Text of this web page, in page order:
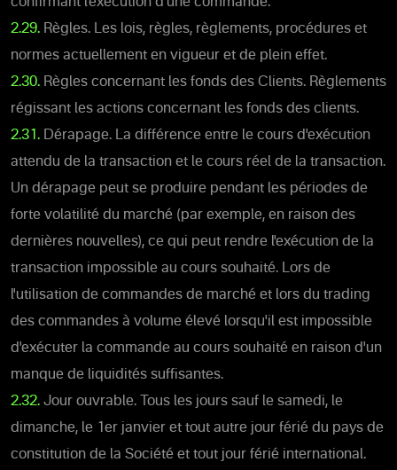
2.29. Règles. Les lois, règles, règlements, procédures et
normes actuellement en vigueur et de plein effet.
2.30. Règles concernant les fonds des Clients. Règlements
régissant les actions concernant les fonds des clients.
2.31. Dérapage. La différence entre le cours d'exécution
attendu de la transaction et le cours réel de la transaction.
Un dérapage peut se produire pendant les périodes de
forte volatilité du marché (par exemple, en raison des
dernières nouvelles), ce qui peut rendre l'exécution de la
transaction impossible au cours souhaité. Lors de
l'utilisation de commandes de marché et lors du trading
des commandes à volume élevé lorsqu'il est impossible
d'exécuter la commande au cours souhaité en raison d'un
manque de liquidités suffisantes.
2.32. Jour ouvrable. Tous les jours sauf le samedi, le
dimanche, le 1er janvier et tout autre jour férié du pays de
constitution de la Société et tout jour férié international.